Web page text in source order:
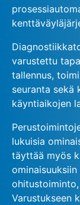
varustettu
tallennus,
seuranta sekä
käyntiaikojen
lukuisia
täyttää myös
Varustukseen